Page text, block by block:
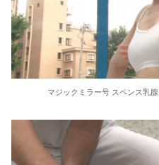
マジックミラー号 スペンス乳